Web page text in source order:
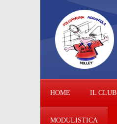
HOME IL CLUB
MODULISTICA